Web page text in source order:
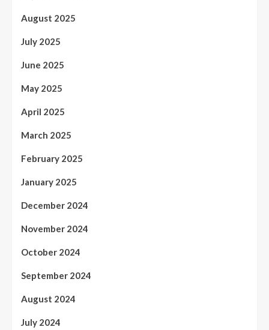
August 2025
July 2025
June 2025
May 2025
April 2025
March 2025
February 2025
January 2025
December 2024
November 2024
October 2024
September 2024
August 2024
July 2024